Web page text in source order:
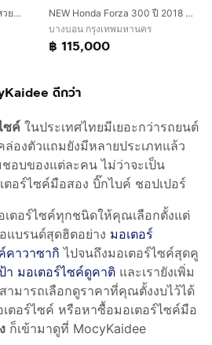
Yamaha YZF-R7 ปี 2021 รถสวยกริ๊บ ฟรีดาวน์ออกรถใช้เงิน 0 บาท
NEW Honda Forza 300 ปี 2018 ดาวน์เริ่มต้น 15,000 บาท
บางบอน กรุงเทพมหานคร
฿ 115,000
ดีกว่า
ซค์ ในประเทศไทยมีเยอะกว่ารถยนต์
องตัวแถมยังมีหลายประเภทแล้ว
อบของแต่ละคน ไม่ว่าจะเป็น
อร์ไซค์มือสอง บิ๊กไบค์ ชอปเปอร์
เตอร์ไซค์ทุกชนิดให้คุณเลือกตั้งแต่
แบรนด์สุดฮิตอย่าง มอเตอร์
คาวาซากิ ไปจนถึงมอเตอร์ไซค์สุดคู
า มอเตอร์ไซค์ดูคาติ และเรายังเพิ่ม
มารถเลือกดูราคาที่คุณตั้งงบไว้ได้
ตอร์ไซค์ หรือหาซื้อมอเตอร์ไซค์มือ
ก็เข้ามาดูที่ MocyKaidee